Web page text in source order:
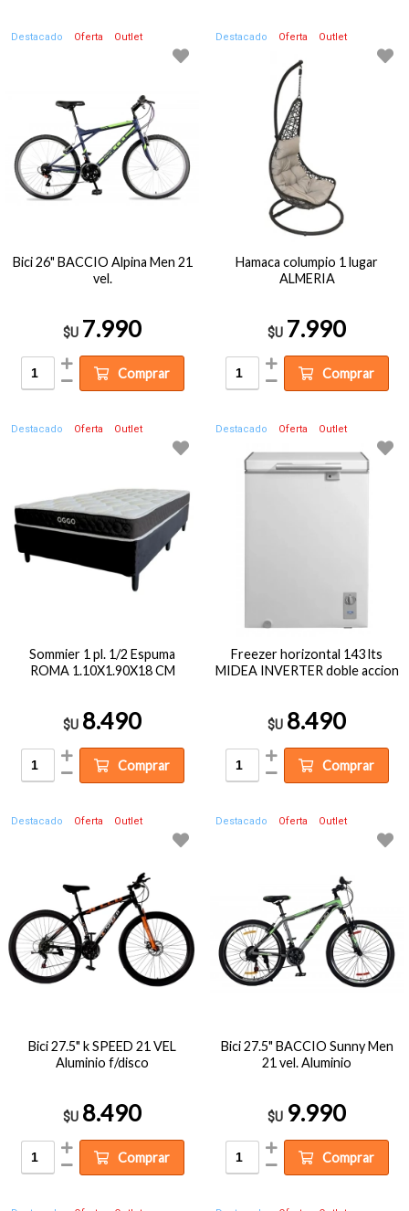
Destacado Oferta Outlet
Bici 26" BACCIO Alpina Men 21
vel.
$U 7.990
Comprar
Destacado Oferta Outlet
Hamaca columpio 1 lugar
ALMERIA
$U 7.990
Comprar
Destacado Oferta Outlet
Sommier 1 pl. 1/2 Espuma
ROMA 1.10X1.90X18 CM
$U 8.490
Comprar
Destacado Oferta Outlet
Freezer horizontal 143 lts
MIDEA INVERTER doble accion
$U 8.490
Comprar
Destacado Oferta Outlet
Bici 27.5" k SPEED 21 VEL
Aluminio f/disco
$U 8.490
Comprar
Destacado Oferta Outlet
Bici 27.5" BACCIO Sunny Men
21 vel. Aluminio
$U 9.990
Comprar